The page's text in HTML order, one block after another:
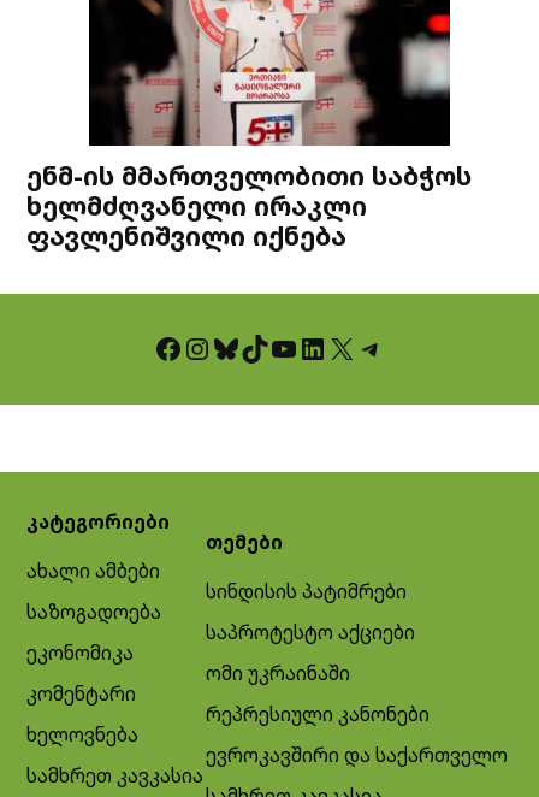
ენმ-ის მმართველობითი საბჭოს
ხელმძღვანელი ირაკლი
ფავლენიშვილი იქნება
Facebook InstagramBluesky TikTok YouTube LinkedIn X Telegram
კატეგორიები
ახალი ამბები
საზოგადოება
ეკონომიკა
კომენტარი
ხელოვნება
სამხრეთ კავკასია
თემები
სინდისის პატიმრები
საპროტესტო აქციები
ომი უკრაინაში
რეპრესიული კანონები
ევროკავშირი და საქართველო